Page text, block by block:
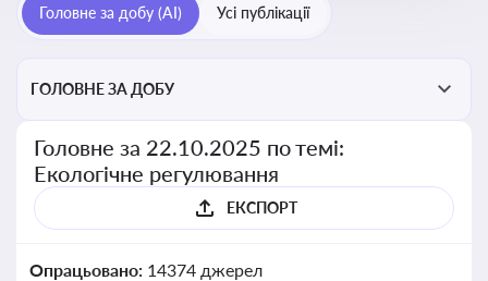
Головне за добу (AI) Усі публікації
ГОЛОВНЕ ЗА ДОБУ
Головне за 22.10.2025 по темі:
Екологічне регулювання
ЕКСПОРТ
Опрацьовано: 14374 джерел